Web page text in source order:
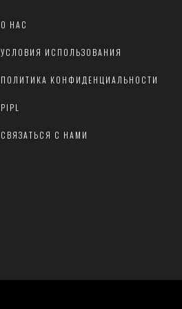
О НАС
УСЛОВИЯ ИСПОЛЬЗОВАНИЯ
ПОЛИТИКА КОНФИДЕНЦИАЛЬНОСТИ
PIPL
СВЯЗАТЬСЯ С НАМИ